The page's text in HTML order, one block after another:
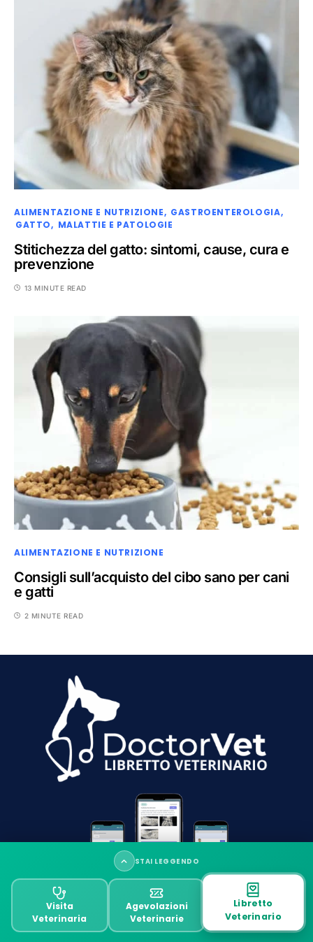
ALIMENTAZIONE E NUTRIZIONE
GASTROENTEROLOGIA
GATTO
MALATTIE E PATOLOGIE
Stitichezza del gatto: sintomi, cause, cura e
prevenzione
13 MINUTE READ
ALIMENTAZIONE E NUTRIZIONE
Consigli sull’acquisto del cibo sano per cani
e gatti
2 MINUTE READ
STAI LEGGENDO
Posso dare un osso al mio cane?
Tipi di ossa sicure per cani
Visita
Veterinaria
Agevolazioni
Veterinarie
Libretto
Veterinario